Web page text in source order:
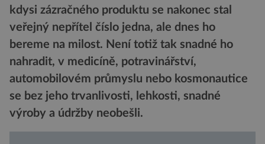
kdysi zázračného produktu se nakonec stal
veřejný nepřítel číslo jedna, ale dnes ho
bereme na milost. Není totiž tak snadné ho
nahradit, v medicíně, potravinářství,
automobilovém průmyslu nebo kosmonautice
se bez jeho trvanlivosti, lehkosti, snadné
výroby a údržby neobešli.